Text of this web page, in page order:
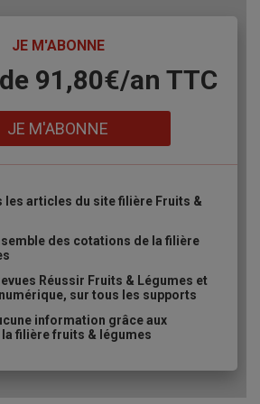
du verger.« Sous fertilisés, les
végétatif »,prévient-il.
historiques avaient des prix qui
Leur marge a disparu »
projet doivent donc bien caler leur
car il est difficile de le faire
myrtilles en hors-
JE M'ABONNE
91,80€/an​ TTC
JE M'ABONNE
les articles du site filière Fruits &
des cotations de la filière
Réussir Fruits & Légumes et
sur tous les supports
information grâce aux
filière fruits & légumes